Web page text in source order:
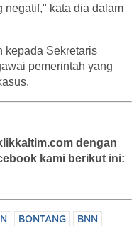
negatif," kata dia dalam
kepada Sekretaris
pemerintah yang
dengan
kami berikut ini:
BONTANG BNN